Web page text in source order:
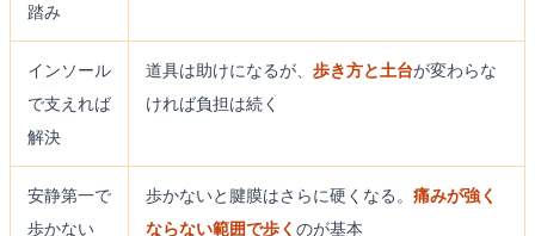
踏み
インソール
で支えれば
解決
道具は助けになるが、 歩き方と土台が変わらな
ければ負担は続く
安静第一で
歩かない
歩かないと腱膜はさらに硬くなる。 痛みが強く
ならない範囲で歩く のが基本